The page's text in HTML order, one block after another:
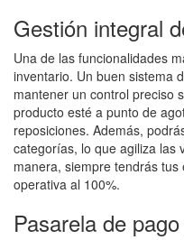
Gestión integral
Una de las funcionalidades
inventario. Un buen sistema
mantener un control preciso
producto esté a punto de
reposiciones. Además,
categorías, lo que agiliza las
manera, siempre tendrás
operativa al 100%.
Pasarela de